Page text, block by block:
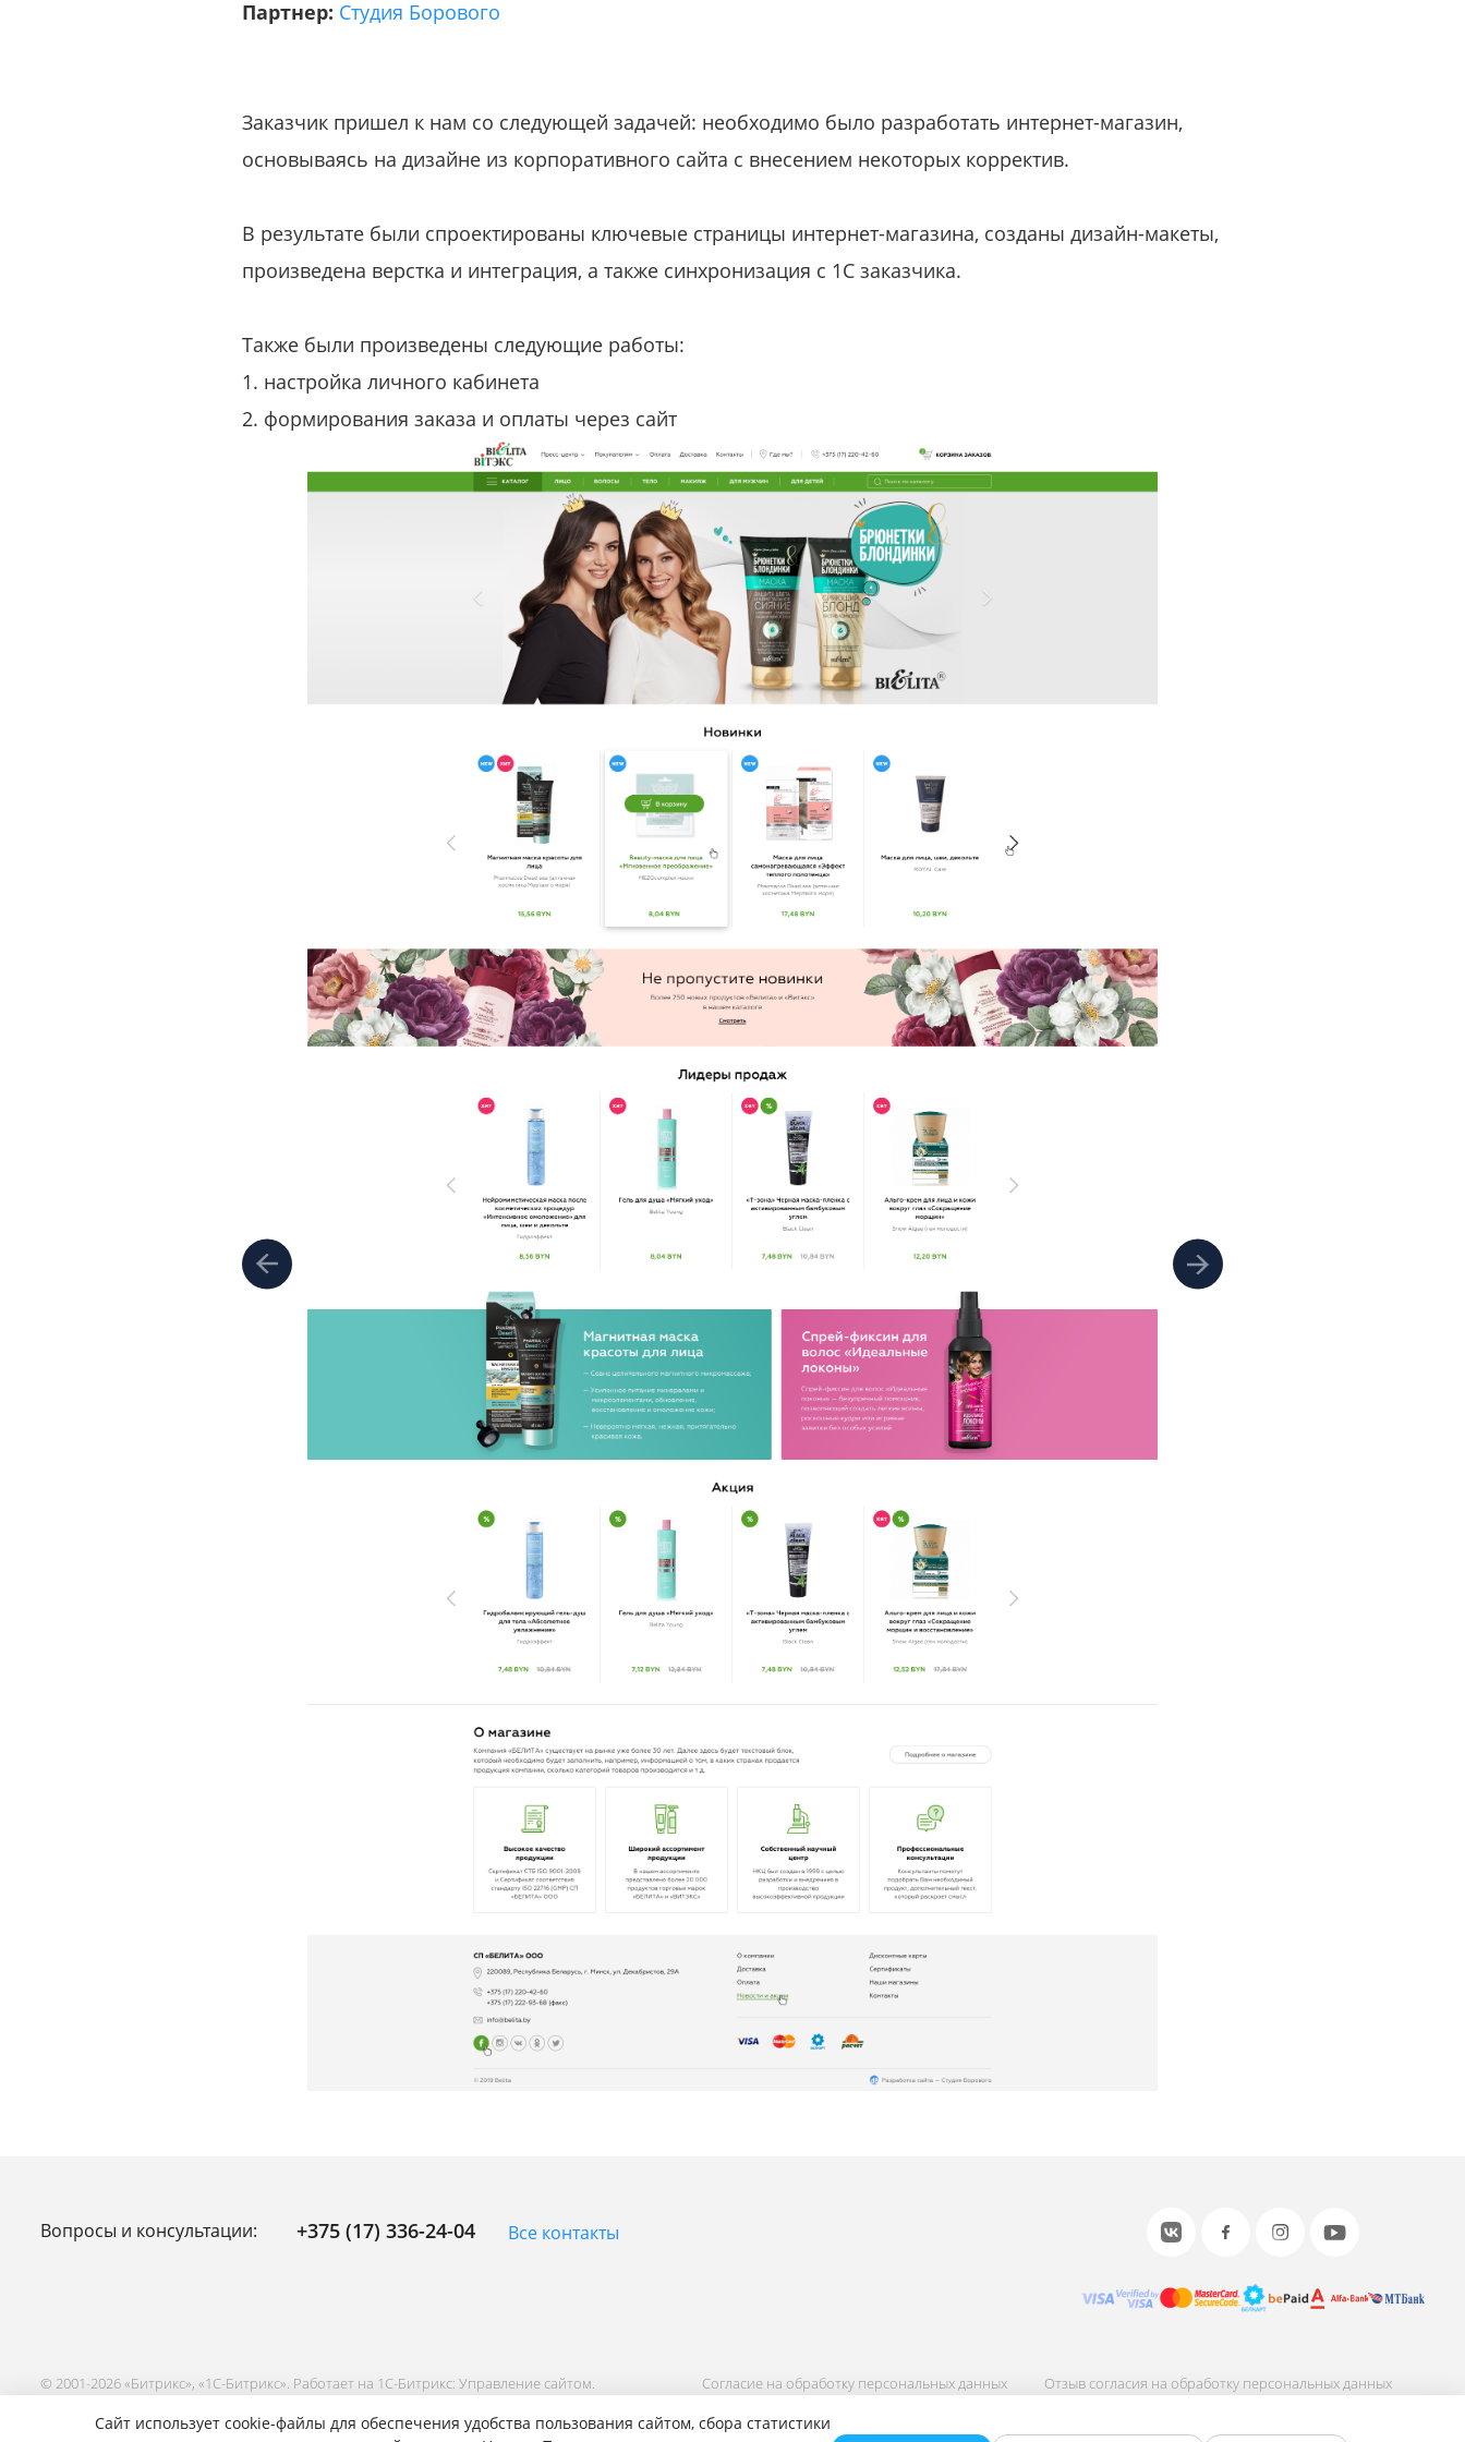
Сайт использует cookie-файлы для обеспечения удобства пользования сайтом, сбора статистики
Партнер: Студия Борового
Заказчик пришел к нам со следующей задачей: необходимо было разработать интернет-магазин,
основываясь на дизайне из корпоративного сайта с внесением некоторых корректив.
В результате были спроектированы ключевые страницы интернет-магазина, созданы дизайн-макеты,
произведена верстка и интеграция, а также синхронизация с 1С заказчика.
Также были произведены следующие работы:
1. настройка личного кабинета
2. формирования заказа и оплаты через сайт
Вопросы и консультации: +375 (17) 336-24-04 Все контакты
© 2001-2026 «Битрикс», «1С-Битрикс». Работает на 1С-Битрикс: Управление сайтом. Согласие на обработку персональных данных
Отзыв согласия на обработку персональных данных